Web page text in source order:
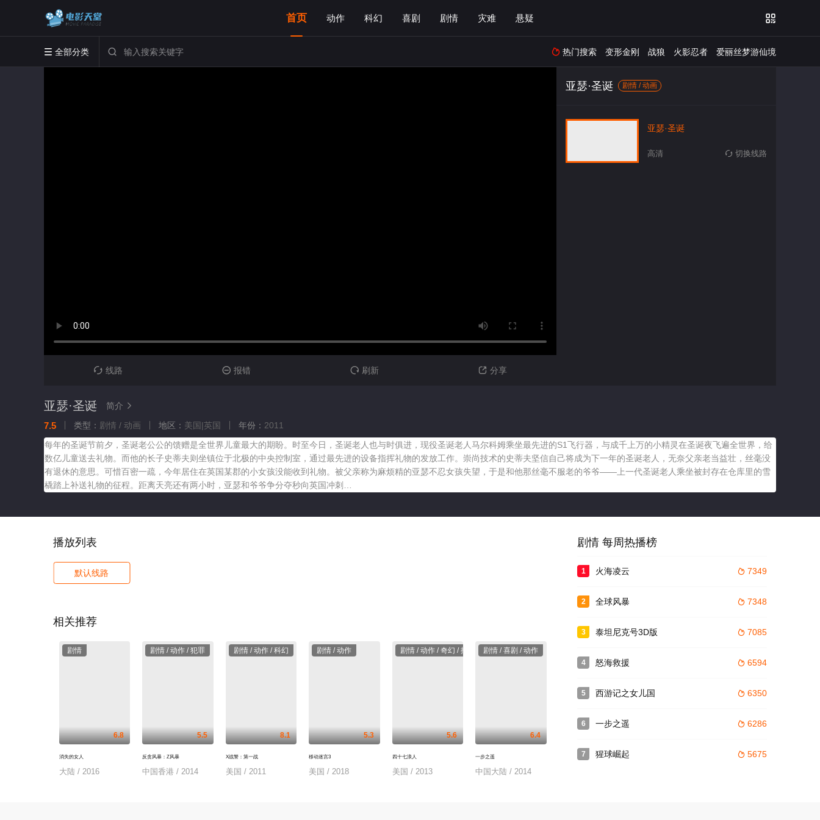
首页 动作 科幻 喜剧 剧情 灾难 悬疑 
 全部分类   热门搜索 变形金刚 战狼 火影忍者 爱丽丝梦游仙境
 线路  报错  刷新  分享
亚瑟·圣诞 剧情 / 动画
亚瑟·圣诞
高清  切换线路
亚瑟·圣诞 简介 
7.5 类型： 剧情 / 动画 地区： 美国|英国 年份： 2011
每年的圣诞节前夕，圣诞老公公的馈赠是全世界儿童最大的期盼。时至今日，圣诞老人也与时俱进，现役圣诞老人马尔科姆乘坐最先进的S1飞行器，与成千上万的小精灵在圣诞夜飞遍全世界，给
数亿儿童送去礼物。而他的长子史蒂夫则坐镇位于北极的中央控制室，通过最先进的设备指挥礼物的发放工作。崇尚技术的史蒂夫坚信自己将成为下一年的圣诞老人，无奈父亲老当益壮，丝毫没
有退休的意思。可惜百密一疏，今年居住在英国某郡的小女孩没能收到礼物。被父亲称为麻烦精的亚瑟不忍女孩失望，于是和他那丝毫不服老的爷爷——上一代圣诞老人乘坐被封存在仓库里的雪
橇踏上补送礼物的征程。距离天亮还有两小时，亚瑟和爷爷争分夺秒向英国冲刺…
播放列表
默认线路
相关推荐
剧情
6.8
消失的女人
大陆 / 2016
剧情 / 动作 / 犯罪
5.5
反贪风暴：Z风暴
中国香港 / 2014
剧情 / 动作 / 科幻
8.1
X战警：第一战
美国 / 2011
剧情 / 动作
5.3
移动迷宫3
美国 / 2018
剧情 / 动作 / 奇幻 / 推荐
5.6
四十七浪人
美国 / 2013
剧情 / 喜剧 / 动作
6.4
一步之遥
中国大陆 / 2014
剧情 每周热播榜
1  7349
火海凌云
2  7348
全球风暴
3  7085
泰坦尼克号3D版
4  6594
怒海救援
5  6350
西游记之女儿国
6  6286
一步之遥
7  5675
猩球崛起